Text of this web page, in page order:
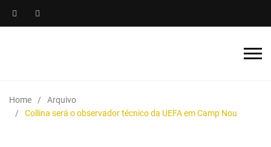
Home
Arquivo
Collina será o observador técnico da UEFA em Camp Nou